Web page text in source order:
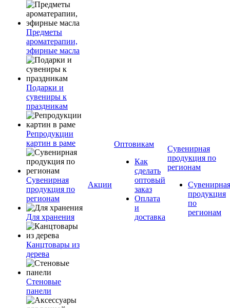
Предметы
ароматерапии,
эфирные масла
Подарки и
сувениры к
праздникам
Репродукции
картин в раме
Сувенирная
продукция по
регионам
Для хранения
Канцтовары из
дерева
Стеновые
панели
Акции
Оптовикам
Как
сделать
оптовый
заказ
Оплата
и
доставка
Сувенирная
продукция по
регионам
Сувенирная
продукция
по
регионам